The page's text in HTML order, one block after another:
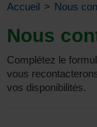
Accueil > Nous
Nous
Complétez le
vous
vos disponibilités.